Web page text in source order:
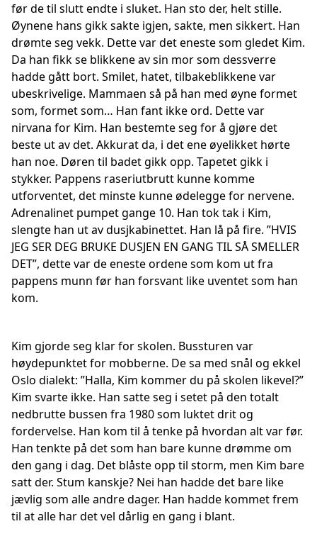
før de til slutt endte i sluket. Han sto der, helt stille.
Øynene hans gikk sakte igjen, sakte, men sikkert. Han
drømte seg vekk. Dette var det eneste som gledet Kim.
Da han fikk se blikkene av sin mor som dessverre
hadde gått bort. Smilet, hatet, tilbakeblikkene var
ubeskrivelige. Mammaen så på han med øyne formet
som, formet som… Han fant ikke ord. Dette var
nirvana for Kim. Han bestemte seg for å gjøre det
beste ut av det. Akkurat da, i det ene øyelikket hørte
han noe. Døren til badet gikk opp. Tapetet gikk i
stykker. Pappens raseriutbrutt kunne komme
utforventet, det minste kunne ødelegge for nervene.
Adrenalinet pumpet gange 10. Han tok tak i Kim,
slengte han ut av dusjkabinettet. Han lå på fire. ”HVIS
JEG SER DEG BRUKE DUSJEN EN GANG TIL SÅ SMELLER
DET”, dette var de eneste ordene som kom ut fra
pappens munn før han forsvant like uventet som han
kom.
Kim gjorde seg klar for skolen. Bussturen var
høydepunktet for mobberne. De sa med snål og ekkel
Oslo dialekt: ”Halla, Kim kommer du på skolen likevel?”
Kim svarte ikke. Han satte seg i setet på den totalt
nedbrutte bussen fra 1980 som luktet drit og
fordervelse. Han kom til å tenke på hvordan alt var før.
Han tenkte på det som han bare kunne drømme om
den gang i dag. Det blåste opp til storm, men Kim bare
satt der. Stum kanskje? Nei han hadde det bare like
jævlig som alle andre dager. Han hadde kommet frem
til at alle har det vel dårlig en gang i blant.